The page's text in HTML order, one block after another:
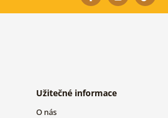
Užitečné informace
O nás